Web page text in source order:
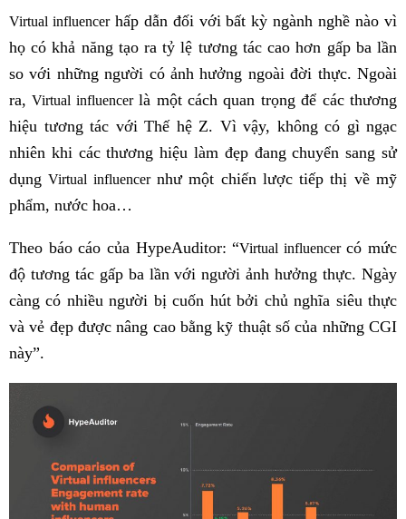
Virtual influencerhấp dẫn đối với bất kỳ ngành nghề nào vì
họ có khả năng tạo ra tỷ lệ tương tác cao hơn gấp ba lần
so với những người có ảnh hưởng ngoài đời thực. Ngoài
ra,Virtual influencerlà một cách quan trọng để các thương
hiệu tương tác với Thế hệ Z. Vì vậy, không có gì ngạc
nhiên khi các thương hiệu làm đẹp đang chuyển sang sử
dụngVirtual influencernhư một chiến lược tiếp thị về mỹ
phẩm, nước hoa…
Theo báo cáo của HypeAuditor: “Virtual influencercó mức
độ tương tác gấp ba lần với người ảnh hưởng thực. Ngày
càng có nhiều người bị cuốn hút bởi chủ nghĩa siêu thực
và vẻ đẹp được nâng cao bằng kỹ thuật số của những CGI
này”.